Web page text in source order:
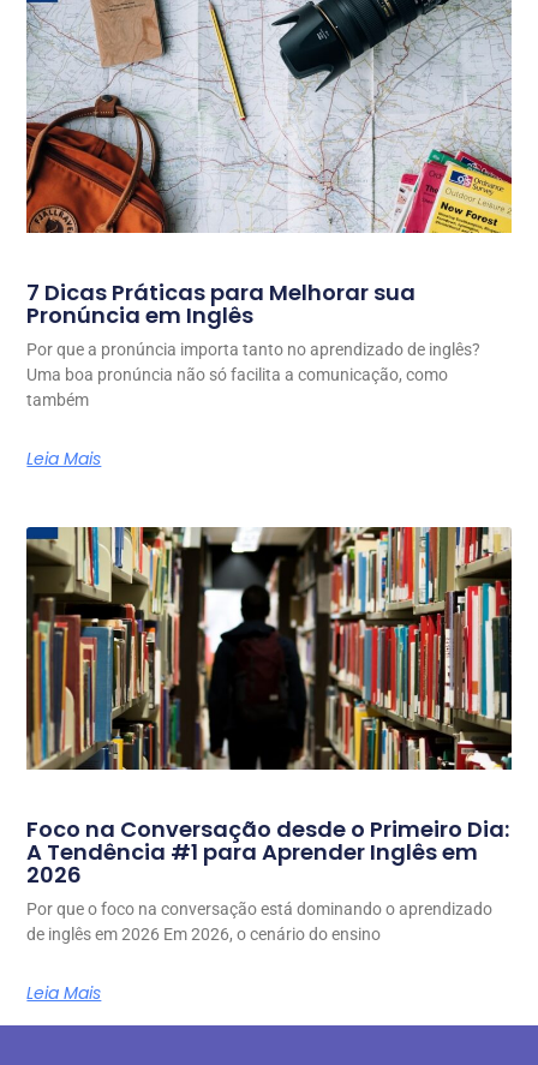
7 Dicas Práticas para Melhorar sua
Pronúncia em Inglês
Por que a pronúncia importa tanto no aprendizado de inglês?
Uma boa pronúncia não só facilita a comunicação, como
também
Leia Mais
Foco na Conversação desde o Primeiro Dia:
A Tendência #1 para Aprender Inglês em
2026
Por que o foco na conversação está dominando o aprendizado
de inglês em 2026 Em 2026, o cenário do ensino
Leia Mais